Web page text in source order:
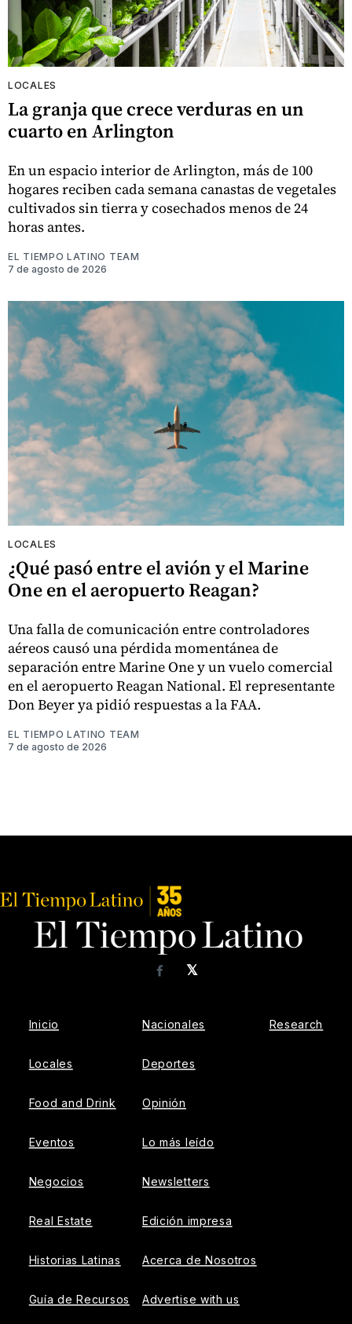
LOCALES
La granja que crece verduras en un
cuarto en Arlington
En un espacio interior de Arlington, más de 100
hogares reciben cada semana canastas de vegetales
cultivados sin tierra y cosechados menos de 24
horas antes.
EL TIEMPO LATINO TEAM
7 de agosto de 2026
LOCALES
¿Qué pasó entre el avión y el Marine
One en el aeropuerto Reagan?
Una falla de comunicación entre controladores
aéreos causó una pérdida momentánea de
separación entre Marine One y un vuelo comercial
en el aeropuerto Reagan National. El representante
Don Beyer ya pidió respuestas a la FAA.
EL TIEMPO LATINO TEAM
7 de agosto de 2026
𝕏
Facebook
Inicio
Locales
Food and Drink
Eventos
Negocios
Real Estate
Historias Latinas
Guía de Recursos
Nacionales
Deportes
Opinión
Lo más leído
Newsletters
Edición impresa
Acerca de Nosotros
Advertise with us
Research